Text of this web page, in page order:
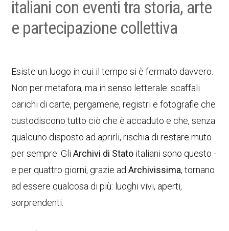
italiani con eventi tra storia, arte
e partecipazione collettiva
Esiste un luogo in cui il tempo si è fermato davvero.
Non per metafora, ma in senso letterale: scaffali
carichi di carte, pergamene, registri e fotografie che
custodiscono tutto ciò che è accaduto e che, senza
qualcuno disposto ad aprirli, rischia di restare muto
per sempre. GliArchivi di Stato italiani sono questo -
e per quattro giorni, grazie adArchivissima, tornano
ad essere qualcosa di più: luoghi vivi, aperti,
sorprendenti.